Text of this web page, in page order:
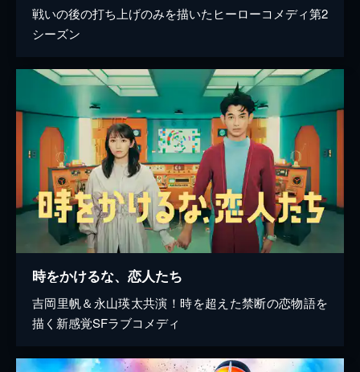
戦いの後の打ち上げのみを描いたヒーローコメディ第2
シーズン
時をかけるな、恋人たち
吉岡里帆＆永山瑛太共演！時を超えた禁断の恋物語を
描く新感覚SFラブコメディ